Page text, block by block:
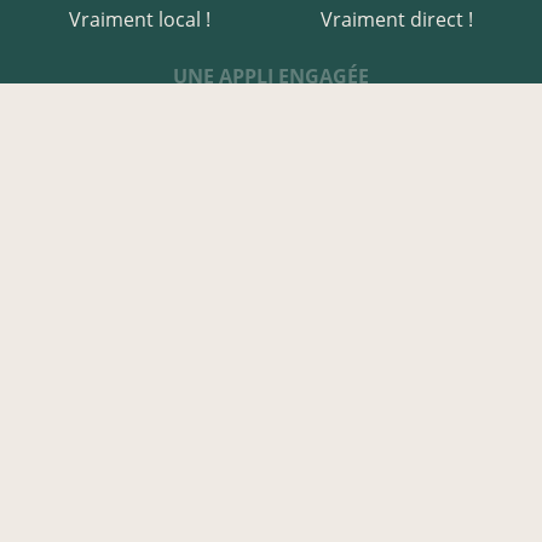
Vraiment local !
Vraiment direct !
UNE APPLI ENGAGÉE